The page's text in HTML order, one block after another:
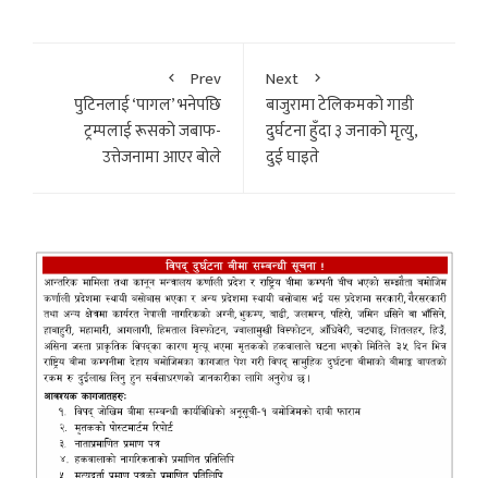
Prev
पुटिनलाई ‘पागल’ भनेपछि
ट्रम्पलाई रूसको जबाफ-
उत्तेजनामा आएर बोले
Next
बाजुरामा टेलिकमको गाडी
दुर्घटना हुँदा ३ जनाको मृत्यु,
दुई घाइते